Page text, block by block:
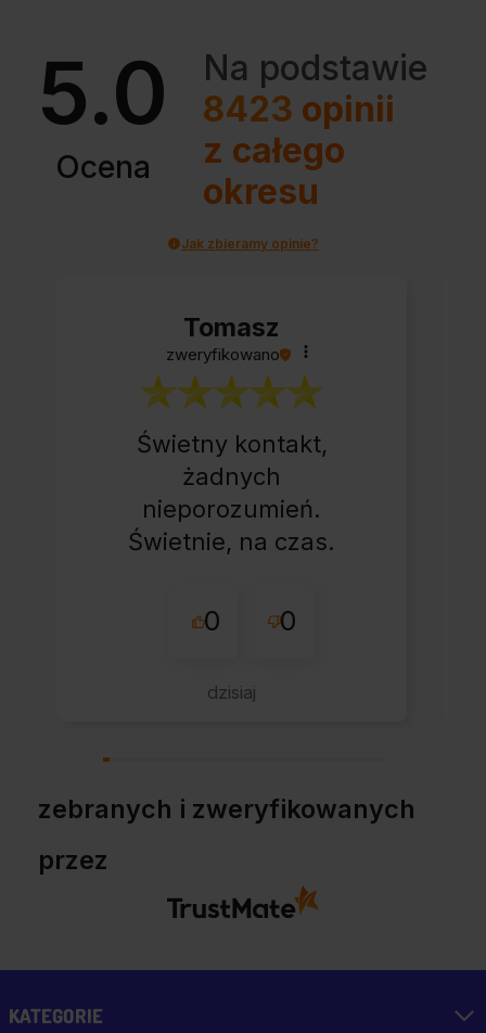
5.0
Ocena
Na podstawie
8423 opinii
z całego
okresu
Jak zbieramy opinie?
Tomasz
zweryfikowano
Świetny kontakt,
żadnych
nieporozumień.
Świetnie, na czas.
0 0
dzisiaj
zebranych i zweryfikowanych
przez
KATEGORIE